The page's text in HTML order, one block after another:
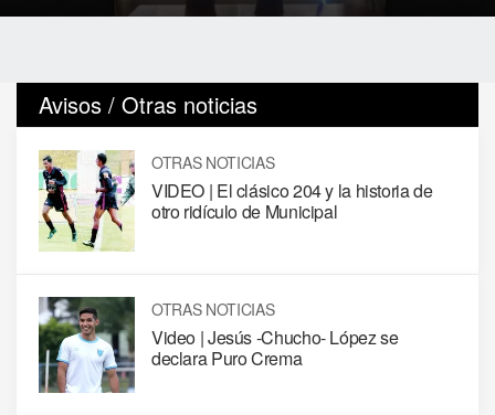
Avisos / Otras noticias
OTRAS NOTICIAS
VIDEO | El clásico 204 y la historia de
otro ridículo de Municipal
OTRAS NOTICIAS
Video | Jesús -Chucho- López se
declara Puro Crema